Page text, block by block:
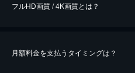
※40％ポイント還元の対象は、クレジットカ
iOSアプリのUコイン決済による作品の購入
フルHD画質 / 4K画質とは？
月額料金を支払うタイミングは？